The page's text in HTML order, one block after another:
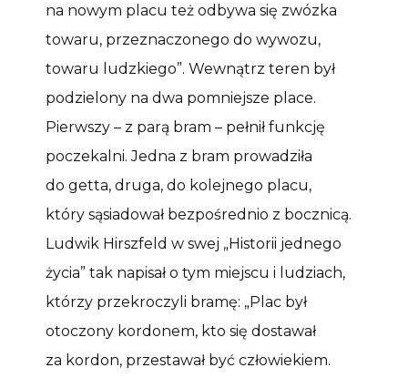
na nowym placu też odbywa się zwózka
towaru, przeznaczonego do wywozu,
towaru ludzkiego”. Wewnątrz teren był
podzielony na dwa pomniejsze place.
Pierwszy – z parą bram – pełnił funkcję
poczekalni. Jedna z bram prowadziła
do getta, druga, do kolejnego placu,
który sąsiadował bezpośrednio z bocznicą.
Ludwik Hirszfeld w swej „Historii jednego
życia” tak napisał o tym miejscu i ludziach,
którzy przekroczyli bramę: „Plac był
otoczony kordonem, kto się dostawał
za kordon, przestawał być człowiekiem.